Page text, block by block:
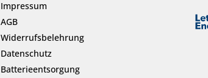
Impressum
AGB
Widerrufsbelehrung
Datenschutz
Batterieentsorgung